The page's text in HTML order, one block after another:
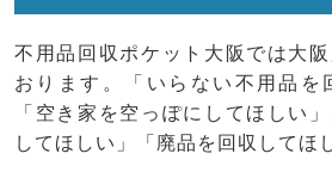
不用品回収ポケット大阪では大
おります。「いらない不用品を
「空き家を空っぽにしてほしい
してほしい」「廃品を回収してほ